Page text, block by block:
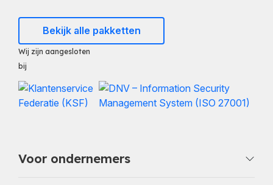
Bekijk alle pakketten
Wij zijn aangesloten
bij
Voor ondernemers